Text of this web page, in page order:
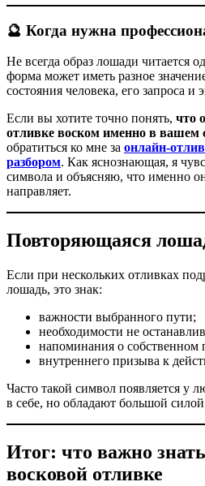
🔮 Когда нужна
Не всегда образ лошади читается
форма может иметь разное
состояния человека, его запроса и
Если вы хотите точно понять, что
отливке воском именно в вашем
обратиться ко мне за онлайн-
разбором. Как яснознающая, я
символа и объясняю, что именно
направляет.
Повторяющаяся
Если при нескольких отливках
лошадь, это знак:
важности выбранного пути;
необходимости не
напоминания о собственном
внутреннего призыва к
Часто такой символ появляется у
в себе, но обладают большой
Итог: что важно
восковой отливке